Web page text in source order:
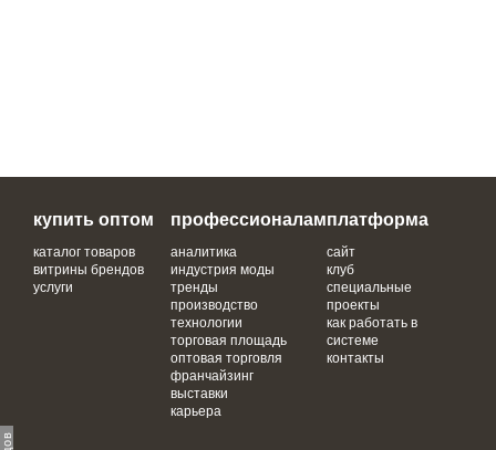
купить оптом
каталог товаров
витрины брендов
услуги
профессионалам
аналитика
индустрия моды
тренды
производство
технологии
торговая площадь
оптовая торговля
франчайзинг
выставки
карьера
платформа
сайт
клуб
специальные
проекты
как работать в
системе
контакты